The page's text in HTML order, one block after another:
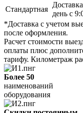
Стандартная
день с
*Доставка с учетом
после оформления.
Расчет стоимости
оплаты плюс
тарифу. Километраж
Более 50
наименований
оборудования